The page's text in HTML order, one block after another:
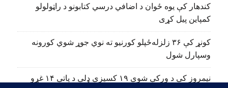
کندهار کې یوه ځوان د اضافي درسي کتابونو د راټولولو
کمپاین پیل کړی
کونړ کې ۳۶ زلزله‌ځپلو کورنیو ته نوي جوړ شوي کورونه
وسپارل شول
نیمروز کې د ورکې شوې ۱۹ کسیزې ډلې د پاتې ۱۴ غړو